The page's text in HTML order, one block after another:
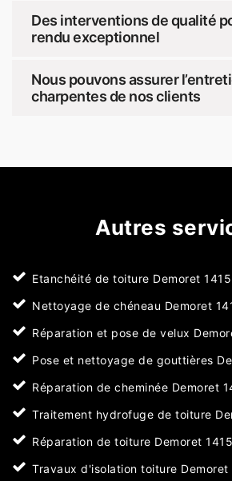
Des interventions de qualité
rendu exceptionnel
Nous pouvons assurer
charpentes de nos clients
Autres
Etanchéité de toiture Demoret 1415
Nettoyage de chéneau Demoret
Réparation et pose de velux
Pose et nettoyage de gouttières
Réparation de cheminée Demoret
Traitement hydrofuge de toiture
Réparation de toiture Demoret 1415
Travaux d'isolation toiture Demoret